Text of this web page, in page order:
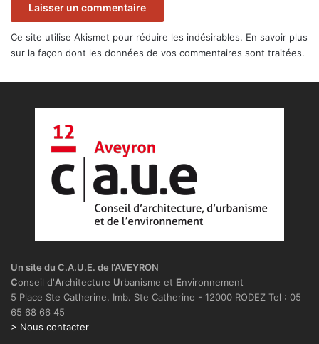
Ce site utilise Akismet pour réduire les indésirables. En savoir plus
sur la façon dont les données de vos commentaires sont traitées.
Un site du C.A.U.E. de l'AVEYRON
Conseil d'Architecture Urbanisme et Environnement
5 Place Ste Catherine, Imb. Ste Catherine - 12000 RODEZ Tel : 05
65 68 66 45
> Nous contacter